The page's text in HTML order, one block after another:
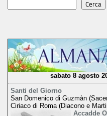
Cerca